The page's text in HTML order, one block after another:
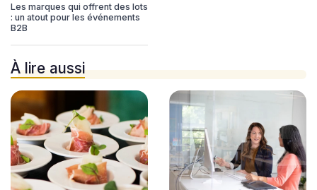
Les marques qui offrent des lots
: un atout pour les événements
B2B
À lire aussi